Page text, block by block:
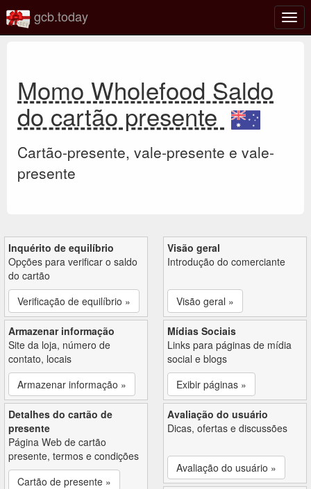
gcb.today
Momo Wholefood Saldo
do cartão presente
Cartão-presente, vale-presente e vale-
presente
Inquérito de equilíbrio
Opções para verificar o saldo
do cartão
Verificação de equilíbrio »
Visão geral
Introdução do comerciante
Visão geral »
Armazenar informação
Site da loja, número de
contato, locais
Armazenar informação »
Mídias Sociais
Links para páginas de mídia
social e blogs
Exibir páginas »
Detalhes do cartão de
presente
Página Web de cartão
presente, termos e condições
Cartão de presente »
Avaliação do usuário
Dicas, ofertas e discussões
Avaliação do usuário »